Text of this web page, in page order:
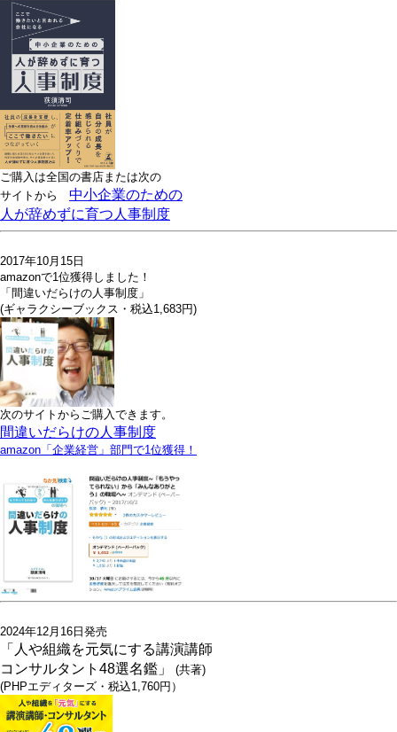
ご購入は全国の書店または次の
サイトから 中小企業のための
人が辞めずに育つ人事制度
2017年10月15日
amazonで1位獲得しました！
「間違いだらけの人事制度」
(ギャラクシーブックス・税込1,683円)
次のサイトからご購入できます。
間違いだらけの人事制度
amazon「企業経営」部門で1位獲得！
2024年12月16日発売
「人や組織を元気にする講演講師
コンサルタント48選名鑑」 (共著)
(PHPエディターズ・税込1,760円）